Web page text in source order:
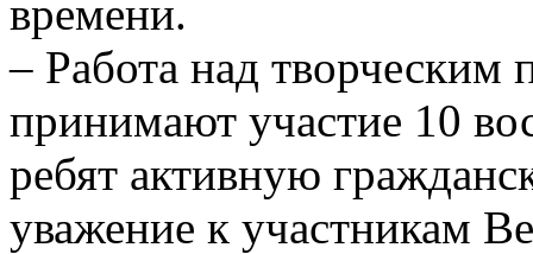
времени.
– Работа над творческим
принимают участие 10
ребят активную
уважение к участникам